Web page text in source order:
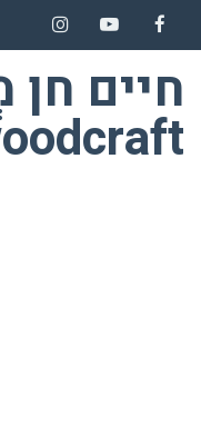
Facebook
YouTube
Instagram
חיים